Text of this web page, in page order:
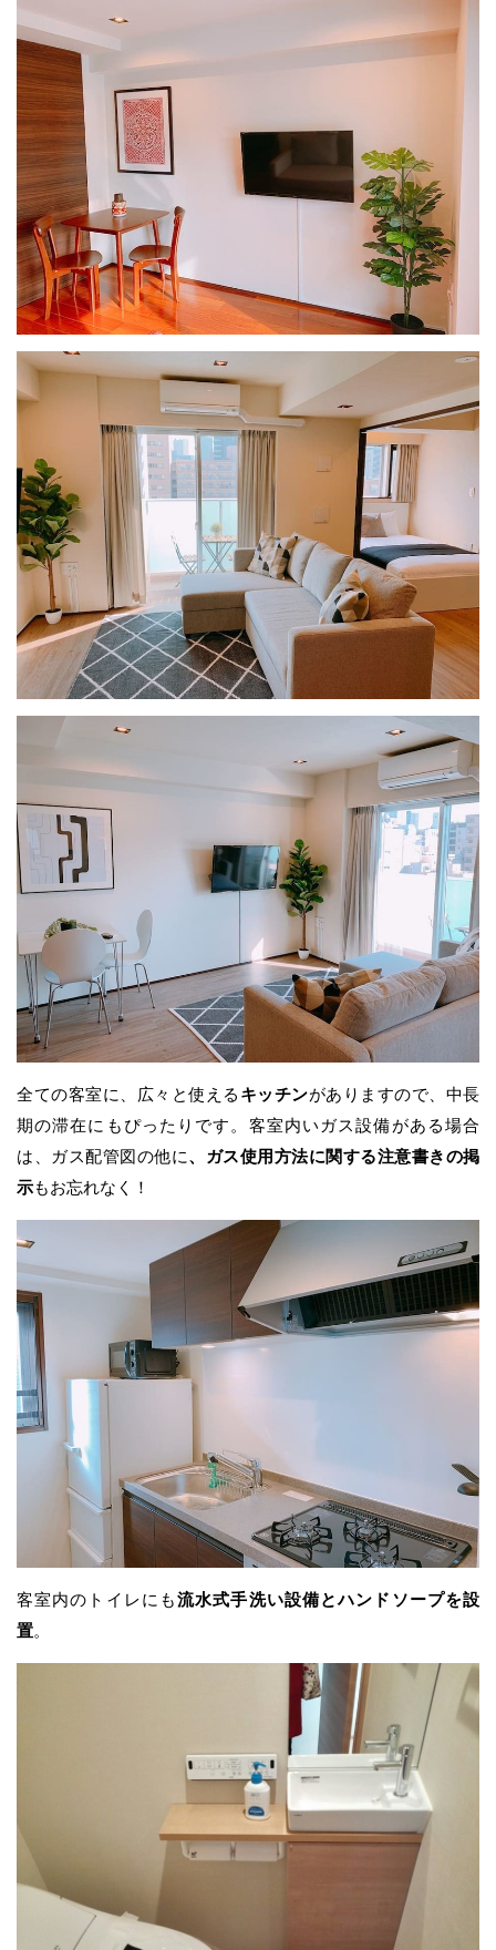
全ての客室に、広々と使える キッチンがありますので、中長
期の滞在にもぴったりです。客室内いガス設備がある場合
は、ガス配管図の他に、ガス使用方法に関する注意書きの掲
示もお忘れなく！
客室内のトイレにも流水式手洗い設備とハンドソープを設
置。